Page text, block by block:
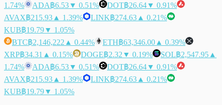
1.74%
ADA฿6.53▼ 0.51% DOT฿26.64▼ 0.91%
AVAX฿215.93 ▲ 1.39% LINK฿274.63 ▲ 0.21%
KUB฿19.79▼ 1.05%
BTC฿2,146,222 ▲ 0.44% ETH฿63,346.00 ▲ 0.39%
XRP฿34.31 ▲ 0.15% DOGE฿2.32 ▼ 0.19% SOL฿2,547.95 ▲
1.74%
ADA฿6.53▼ 0.51% DOT฿26.64▼ 0.91%
AVAX฿215.93 ▲ 1.39% LINK฿274.63 ▲ 0.21%
KUB฿19.79▼ 1.05%